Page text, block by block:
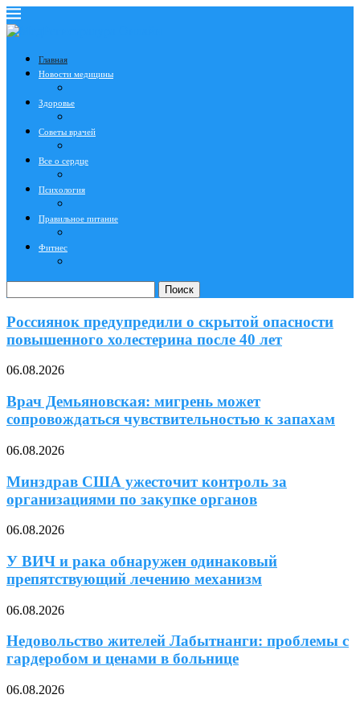
Главная
Новости медицины
Здоровье
Советы врачей
Все о сердце
Психология
Правильное питание
Фитнес
Поиск
Россиянок предупредили о скрытой опасности
повышенного холестерина после 40 лет
06.08.2026
Врач Демьяновская: мигрень может
сопровождаться чувствительностью к запахам
06.08.2026
Минздрав США ужесточит контроль за
организациями по закупке органов
06.08.2026
У ВИЧ и рака обнаружен одинаковый
препятствующий лечению механизм
06.08.2026
Недовольство жителей Лабытнанги: проблемы с
гардеробом и ценами в больнице
06.08.2026